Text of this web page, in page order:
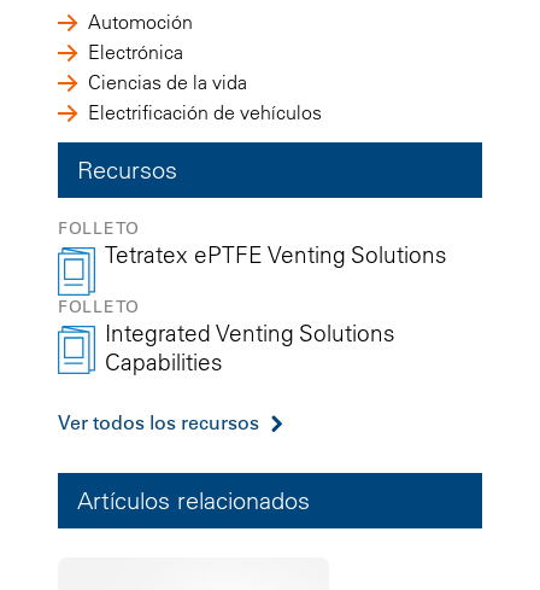
Automoción
Electrónica
Ciencias de la vida
Electrificación de vehículos
Recursos
FOLLETO
Tetratex ePTFE Venting Solutions
FOLLETO
Integrated Venting Solutions
Capabilities
Ver todos los recursos
Artículos relacionados